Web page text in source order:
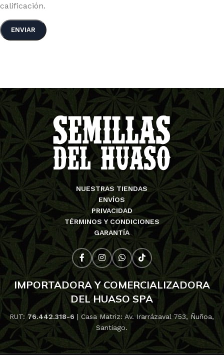
calificación.
NUESTRAS TIENDAS
ENVÍOS
PRIVACIDAD
TÉRMINOS Y CONDICIONES
GARANTÍA
IMPORTADORA Y COMERCIALIZADORA
DEL HUASO SPA
RUT:76.442.318-6 | Casa Matriz: Av. Irarrázaval 753, Ñuñoa,
Santiago.